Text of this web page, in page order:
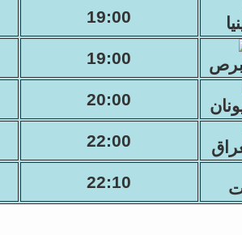
19:00
19:00
20:00
22:00
22:10